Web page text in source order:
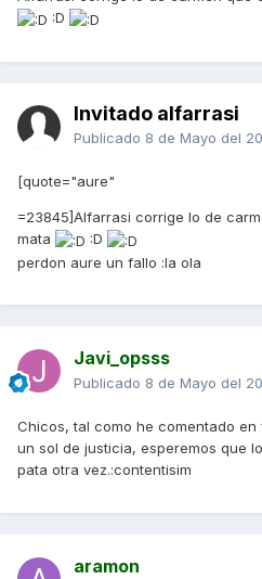
:D
Invitado alfarrasi
Publicado 8 de Mayo del
[quote="aure"
=23845]Alfarrasi corrige lo de
mata
:D
perdon aure un fallo :la ola
Javi_opsss
Publicado 8 de Mayo del
Chicos, tal como he comentado
un sol de justicia, esperemos que
pata otra vez.:contentisim
aramon